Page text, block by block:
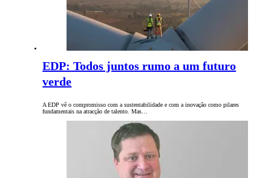
EDP: Todos juntos rumo a um futuro
verde
A EDP vê o compromisso com a sustentabilidade e com a inovação como pilares
fundamentais na atracção de talento. Mas…